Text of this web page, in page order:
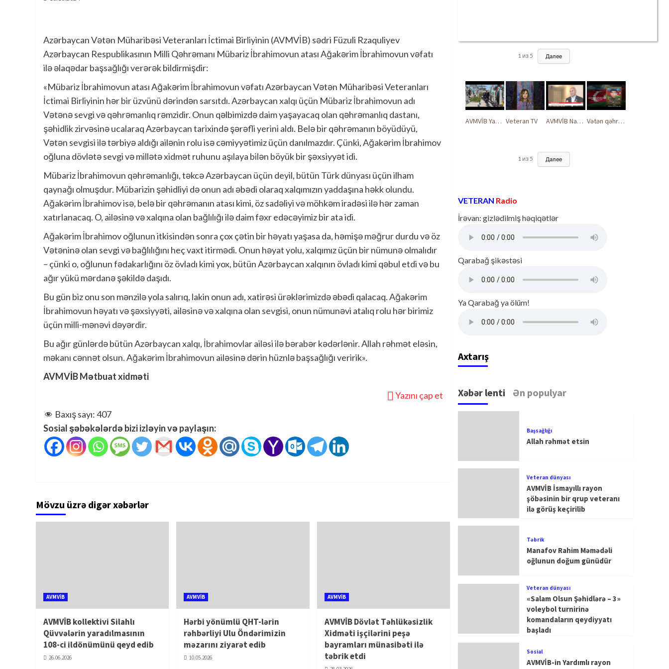
Azərbaycan Vətən Müharibəsi Veteranları İctimai Birliyinin (AVMVİB) sədri Füzuli Rzaquliyev
Azərbaycan Respublikasının Milli Qəhrəmanı Mübariz İbrahimovun atası Ağakərim İbrahimovun vəfatı
ilə əlaqədar başsağlığı verərək bildirmişdir:
«Mübariz İbrahimovun atası Ağakərim İbrahimovun vəfatı Azərbaycan Vətən Müharibəsi Veteranları
İctimai Birliyinin hər bir üzvünü dərindən sarsıtdı. Azərbaycan xalqı üçün Mübariz İbrahimovun adı
Vətənə sevgi və qəhrəmanlıq rəmzidir. Onun qəlbimizdə daim yaşayacaq olan qəhrəmanlıq dastanı,
şəhidlik zirvəsinə ucalaraq Azərbaycan tarixində şərəfli yerini aldı. Belə bir qəhrəmanın böyüdüyü,
Vətən sevgisi ilə tərbiyə aldığı ailənin rolu isə cəmiyyətimiz üçün danılmazdır. Çünki, Ağakərim İbrahimov
oğluna dövlətə sevgi və millətə xidmət ruhunu aşılaya bilən böyük bir şəxsiyyət idi.
Mübariz İbrahimovun qəhrəmanlığı, təkcə Azərbaycan üçün deyil, bütün Türk dünyası üçün ilham
qaynağı olmuşdur. Mübarizin şəhidliyi də onun adı əbədi olaraq xalqımızın yaddaşına həkk olundu.
Ağakərim İbrahimov isə, belə bir qəhrəmanın atası kimi, öz sadəliyi və möhkəm iradəsi ilə hər zaman
xatırlanacaq. O, ailəsinə və xalqına olan bağlılığı ilə daim fəxr edəcəyimiz bir ata idi.
Ağakərim İbrahimov oğlunun itkisindən sonra çox çətin bir həyatı yaşasa da, həmişə məğrur durdu və öz
Vətəninə olan sevgi və bağlılığını heç vaxt itirmədi. Onun həyat yolu, xalqımız üçün bir nümunə olmalıdır
– çünki o, oğlunun fədakarlığını öz övladı kimi yox, bütün Azərbaycan xalqının övladı kimi qəbul etdi və bu
ağır yükü mərdanə şəkildə daşıdı.
Bu gün biz onu son mənzilə yola salırıq, lakin onun adı, xatirəsi ürəklərimizdə əbədi qalacaq. Ağakərim
İbrahimovun həyatı və şəxsiyyəti, ailəsinə və xalqına olan sevgisi, onun nümunəvi atalıq rolu hər birimiz
üçün milli-mənəvi dəyərdir.
Bu ağır günlərdə bütün Azərbaycan xalqı, İbrahimovlar ailəsi ilə bərabər kədərlənir. Allah rəhmət eləsin,
məkanı cənnət olsun. Ağakərim İbrahimovun ailəsinə dərin hüznlə başsağlığı veririk».
AVMVİB Mətbuat xidməti
Yazını çap et
Baxış sayı:407
Sosial şəbəkələrdə bizi izləyin və paylaşın:
Mövzu üzrə digər xəbərlər
AVMVİB
AVMVİB kollektivi Silahlı
Qüvvələrin yaradılmasının
108-ci ildönümünü qeyd edib
26.06.2026
AVMVİB
Hərbi yönümlü QHT-lərin
rəhbərliyi Ulu Öndərimizin
məzarını ziyarət edib
10.05.2026
AVMVİB
AVMVİB Dövlət Təhlükəsizlik
Xidməti işçilərini peşə
bayramları münasibəti ilə
təbrik etdi
1 из5 Далее
AVMVİB Yasamal rayon şöbəsinin kollektivi Şəhidlər Xiyabanında Veteran TV AVMVİB Naxçıvan MR təşkilatı şəhidlərimizin xatirəsinə həsr olunmuş tədbir keçirdi Vətən qəhrəmanları ilə ucalır
1 из 5 Далее
VETERAN Radio
İrəvan: gizlədilmiş həqiqətlər
Qarabağ şikəstəsi
Ya Qarabağ ya ölüm!
Axtarış
Xəbər lenti Ən populyar
Başsağlığı
Allah rəhmət etsin
Veteran dünyası
AVMVİB İsmayıllı rayon
şöbəsinin bir qrup veteranı
ilə görüş keçirilib
Təbrik
Manafov Rahim Məmədəli
oğlunun doğum günüdür
Veteran dünyası
«Salam Olsun Şəhidlərə – 3»
voleybol turnirinə
komandaların qeydiyyatı
başladı
Sosial
AVMVİB-in Yardımlı rayon